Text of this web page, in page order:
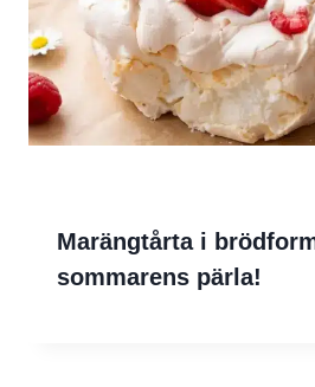
Marängtårta i
sommarens pärlа!